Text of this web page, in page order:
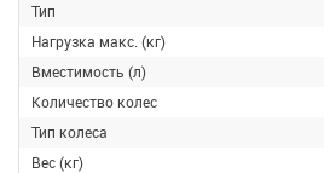
Тип
Нагрузка макс. (кг)
Вместимость (л)
Количество колес
Тип колеса
Вес (кг)